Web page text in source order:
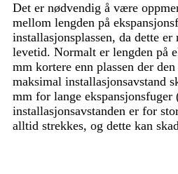
Det er nødvendig å være
mellom lengden på
installasjonsplassen, da dette
levetid. Normalt er lengden på
mm kortere enn plassen der
maksimal installasjonsavstand
mm for lange
installasjonsavstanden er for
alltid strekkes, og dette kan